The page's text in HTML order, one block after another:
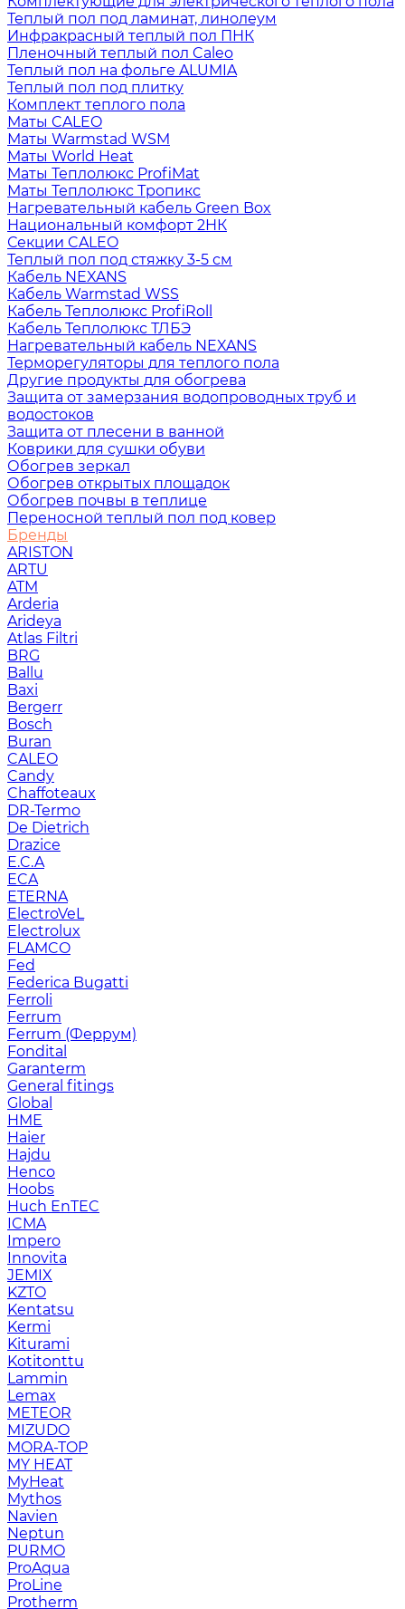
Теплый пол под ламинат, линолеум
Инфракрасный теплый пол ПНК
Пленочный теплый пол Caleo
Теплый пол на фольге ALUMIA
Теплый пол под плитку
Комплект теплого пола
Маты CALEO
Маты Warmstad WSM
Маты World Heat
Маты Теплолюкс ProfiMat
Маты Теплолюкс Тропикс
Нагревательный кабель Green Box
Национальный комфорт 2НК
Секции CALEO
Теплый пол под стяжку 3-5 см
Кабель NEXANS
Кабель Warmstad WSS
Кабель Теплолюкс ProfiRoll
Кабель Теплолюкс ТЛБЭ
Нагревательный кабель NEXANS
Терморегуляторы для теплого пола
Другие продукты для обогрева
Защита от замерзания водопроводных труб и
водостоков
Защита от плесени в ванной
Коврики для сушки обуви
Обогрев зеркал
Обогрев открытых площадок
Обогрев почвы в теплице
Переносной теплый пол под ковер
Бренды
ARISTON
ARTU
ATM
Arderia
Arideya
Atlas Filtri
BRG
Ballu
Baxi
Bergerr
Bosch
Buran
CALEO
Candy
Chaffoteaux
DR-Termo
De Dietrich
Drazice
E.C.A
ECA
ETERNA
ElectroVeL
Electrolux
FLAMCO
Fed
Federica Bugatti
Ferroli
Ferrum
Ferrum (Феррум)
Fondital
Garanterm
General fitings
Global
HME
Haier
Hajdu
Henco
Hoobs
Huch EnTEC
ICMA
Impero
Innovita
JEMIX
KZTO
Kentatsu
Kermi
Kiturami
Kotitonttu
Lammin
Lemax
METEOR
MIZUDO
MORA-TOP
MY HEAT
MyHeat
Mythos
Navien
Neptun
PURMO
ProAqua
ProLine
Protherm